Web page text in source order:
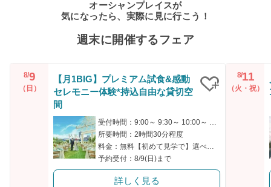
オーシャンプレイスが
気になったら、実際に見に行こう！
週末に開催するフェア
8/9
（日）
【月1BIG】プレミアム試食&感動
セレモニー体験*持込自由な貸切空
間
受付時間：9:00～ 9:30～ 10:00～ 10:30～ 11:00～
所要時間：2時間30分程度
料金：無料【初めて⾒学で】選べる3万ギフト付
予約受付：8/9(日)まで
詳しく見る
8/11
（火・祝）